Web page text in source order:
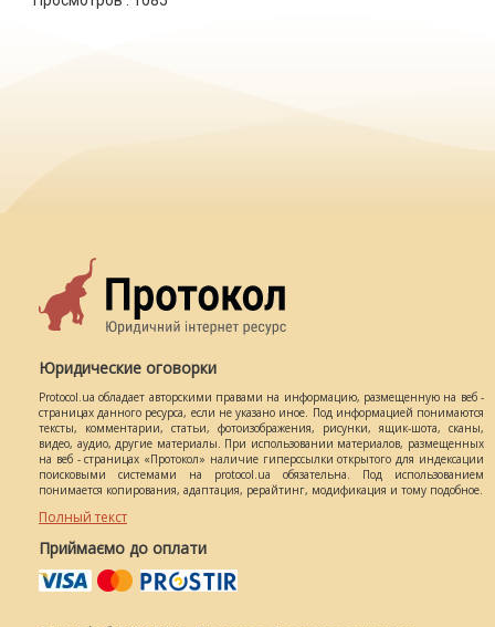
Юридические оговорки
Protocol.ua обладает авторскими правами на информацию, размещенную на веб -
страницах данного ресурса, если не указано иное. Под информацией понимаются
тексты, комментарии, статьи, фотоизображения, рисунки, ящик-шота, сканы,
видео, аудио, другие материалы. При использовании материалов, размещенных
на веб - страницах «Протокол» наличие гиперссылки открытого для индексации
поисковыми системами на protocol.ua обязательна. Под использованием
понимается копирования, адаптация, рерайтинг, модификация и тому подобное.
Полный текст
Приймаємо до оплати